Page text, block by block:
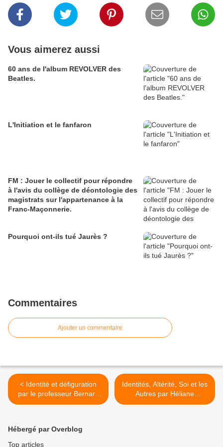
Vous aimerez aussi
60 ans de l'album REVOLVER des
Beatles.
L'Initiation et le fanfaron
FM : Jouer le collectif pour répondre
à l'avis du collège de déontologie des
magistrats sur l'appartenance à la
Franc-Maçonnerie.
Pourquoi ont-ils tué Jaurès ?
Commentaires
Ajouter un commentaire
< Identité et défiguration
par le professeur Bernard
Duvauchelle le 21 juillet par
Identités, Altérité, Soi et les
Autres par Héliane
BERNARD le 4 août 2022
Hébergé par Overblog
Top articles